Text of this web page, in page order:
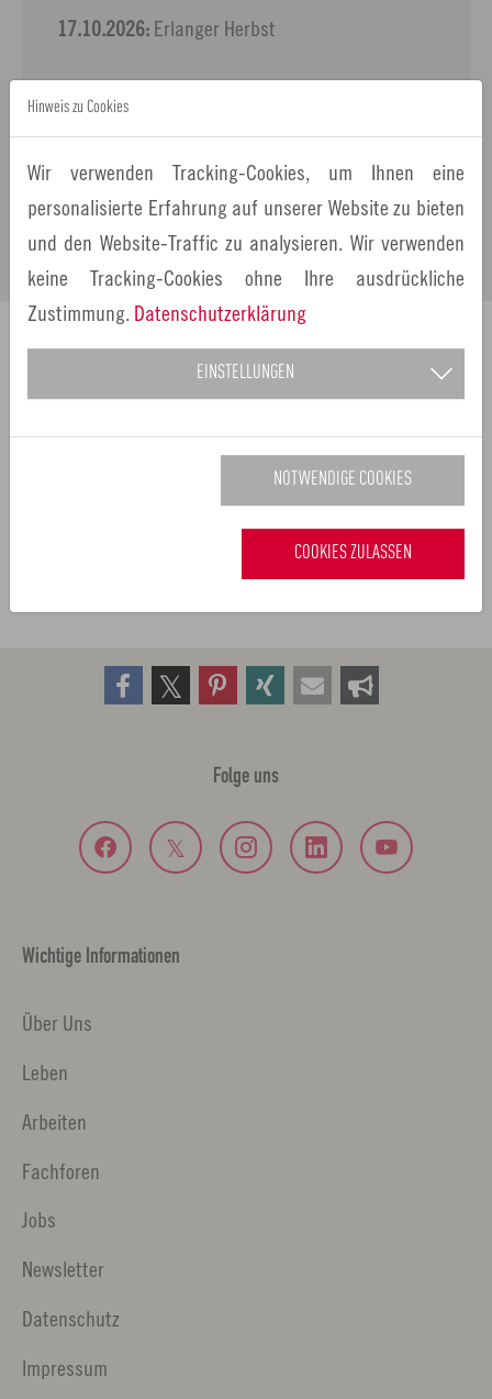
17.10.2026: Erlanger Herbst
Besucher dürfen sich auf die bunte Vielfalt der
Anmeldeunterlagen und weitere Informationen von der
Geschäftsstelle des Forums Heimat und Freizeit einige
Wochen vor der jeweiligen Veranstaltung.
Weitere Auskünfte zu den Freizeitmeilen erhalten Sie
Geschäftsstelle Forum Heimat & Freizeit Europäische
Folge uns
Wichtige Informationen
Über Uns
Leben
Arbeiten
Fachforen
Jobs
Newsletter
Datenschutz
Impressum
Hinweis zu Cookies
Wir verwenden Tracking-Cookies, um Ihnen eine
personalisierte Erfahrung auf unserer Website zu bieten
und den Website-Traffic zu analysieren. Wir verwenden
keine Tracking-Cookies ohne Ihre ausdrückliche
Zustimmung. Datenschutzerklärung
EINSTELLUNGEN
NOTWENDIGE COOKIES
COOKIES ZULASSEN